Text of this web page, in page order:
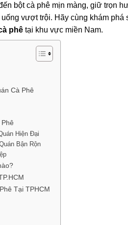
bột cà phê mịn màng, giữ trọn
vượt trội. Hãy cùng khám phá
phêtại khu vực miền Nam.
Cà Phê
Hiện Đại
Bận Rộn
Tại TPHCM